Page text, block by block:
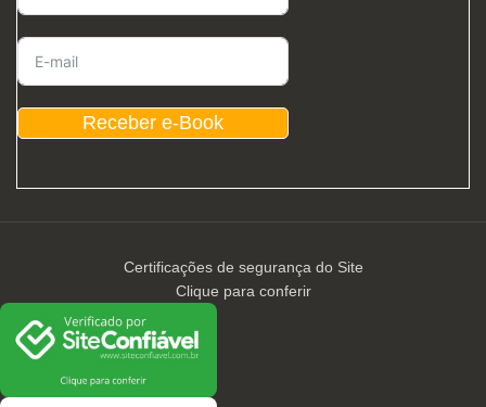
Receber e-Book
Certificações de segurança do Site
Clique para conferir